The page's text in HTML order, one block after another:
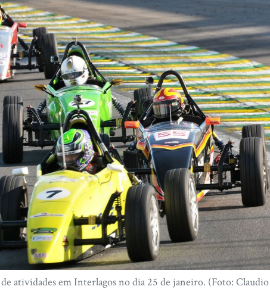
atividades em Interlagos no dia 25 de janeiro. (Foto: Claudio